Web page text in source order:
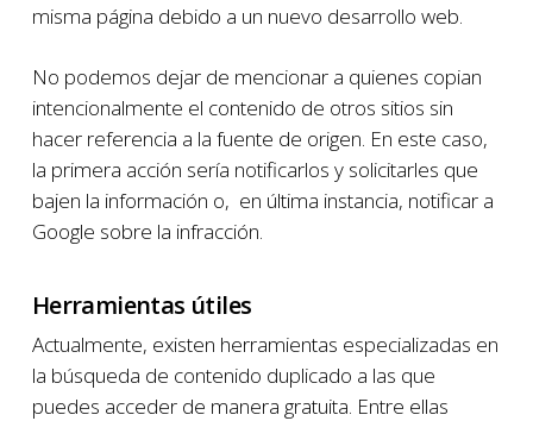
misma página debido a un nuevo desarrollo web.
No podemos dejar de mencionar a quienes copian
intencionalmente el contenido de otros sitios sin
hacer referencia a la fuente de origen. En este caso,
la primera acción sería notificarlos y solicitarles que
bajen la información o, en última instancia, notificar a
Google sobre la infracción.
Herramientas útiles
Actualmente, existen herramientas especializadas en
la búsqueda de contenido duplicado a las que
puedes acceder de manera gratuita. Entre ellas